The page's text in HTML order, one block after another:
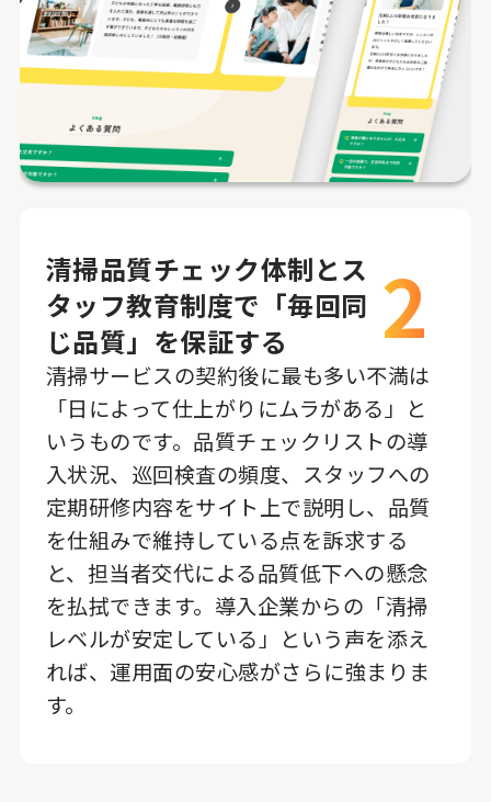
清掃品質チェック体制とス
タッフ教育制度で「毎回同
じ品質」を保証する
2
清掃サービスの契約後に最も多い不満は
「日によって仕上がりにムラがある」と
いうものです。品質チェックリストの導
入状況、巡回検査の頻度、スタッフへの
定期研修内容をサイト上で説明し、品質
を仕組みで維持している点を訴求する
と、担当者交代による品質低下への懸念
を払拭できます。導入企業からの「清掃
レベルが安定している」という声を添え
れば、運用面の安心感がさらに強まりま
す。